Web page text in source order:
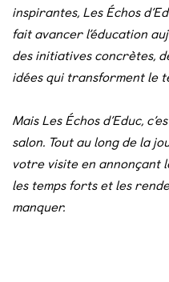
inspirantes, Les Échos
fait avancer l’éducation
des initiatives concrètes,
idées qui transforment le
Mais Les Échos d’Educ,
salon. Tout au long de la
votre visite en annonçant
les temps forts et les
manquer.